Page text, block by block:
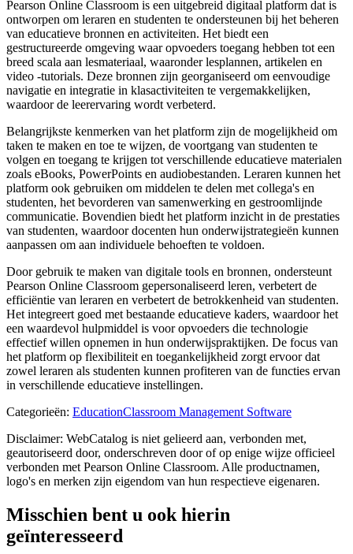
Pearson Online Classroom is een uitgebreid digitaal platform dat is
ontworpen om leraren en studenten te ondersteunen bij het beheren
van educatieve bronnen en activiteiten. Het biedt een
gestructureerde omgeving waar opvoeders toegang hebben tot een
breed scala aan lesmateriaal, waaronder lesplannen, artikelen en
video -tutorials. Deze bronnen zijn georganiseerd om eenvoudige
navigatie en integratie in klasactiviteiten te vergemakkelijken,
waardoor de leerervaring wordt verbeterd.
Belangrijkste kenmerken van het platform zijn de mogelijkheid om
taken te maken en toe te wijzen, de voortgang van studenten te
volgen en toegang te krijgen tot verschillende educatieve materialen
zoals eBooks, PowerPoints en audiobestanden. Leraren kunnen het
platform ook gebruiken om middelen te delen met collega's en
studenten, het bevorderen van samenwerking en gestroomlijnde
communicatie. Bovendien biedt het platform inzicht in de prestaties
van studenten, waardoor docenten hun onderwijstrategieën kunnen
aanpassen om aan individuele behoeften te voldoen.
Door gebruik te maken van digitale tools en bronnen, ondersteunt
Pearson Online Classroom gepersonaliseerd leren, verbetert de
efficiëntie van leraren en verbetert de betrokkenheid van studenten.
Het integreert goed met bestaande educatieve kaders, waardoor het
een waardevol hulpmiddel is voor opvoeders die technologie
effectief willen opnemen in hun onderwijspraktijken. De focus van
het platform op flexibiliteit en toegankelijkheid zorgt ervoor dat
zowel leraren als studenten kunnen profiteren van de functies ervan
in verschillende educatieve instellingen.
Categorieën: EducationClassroom Management Software
Disclaimer: WebCatalog is niet gelieerd aan, verbonden met,
geautoriseerd door, onderschreven door of op enige wijze officieel
verbonden met Pearson Online Classroom. Alle productnamen,
logo's en merken zijn eigendom van hun respectieve eigenaren.
Misschien bent u ook hierin
geïnteresseerd